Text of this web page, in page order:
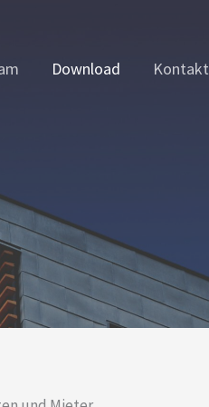
Download Kontakt